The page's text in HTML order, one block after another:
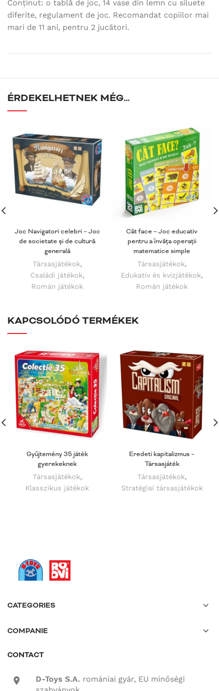
Conținut: o tablă de joc, 14 vase din lemn cu siluete
diferite, regulament de joc. Recomandat copiilor mai
mari de 11 ani, pentru 2 jucători.
ÉRDEKELHETNEK MÉG…
Joc Navigatori celebri – Joc
de societate și de cultură
generală
Társasjátékok,
Családi játékok,
Román játékok
Cât face – Joc educativ
pentru a învăța operații
matematice simple
Társasjátékok,
Edukatív és kvízjátékok,
Román játékok
KAPCSOLÓDÓ TERMÉKEK
Gyűjtemény 35 játék
gyerekeknek
Társasjátékok,
Klasszikus játékok
Eredeti kapitalizmus –
Társasjáték
Társasjátékok,
Stratégiai társasjátékok
CATEGORIES
COMPANIE
CONTACT
location-icon D-Toys S.A. romániai gyár, EU minőségi